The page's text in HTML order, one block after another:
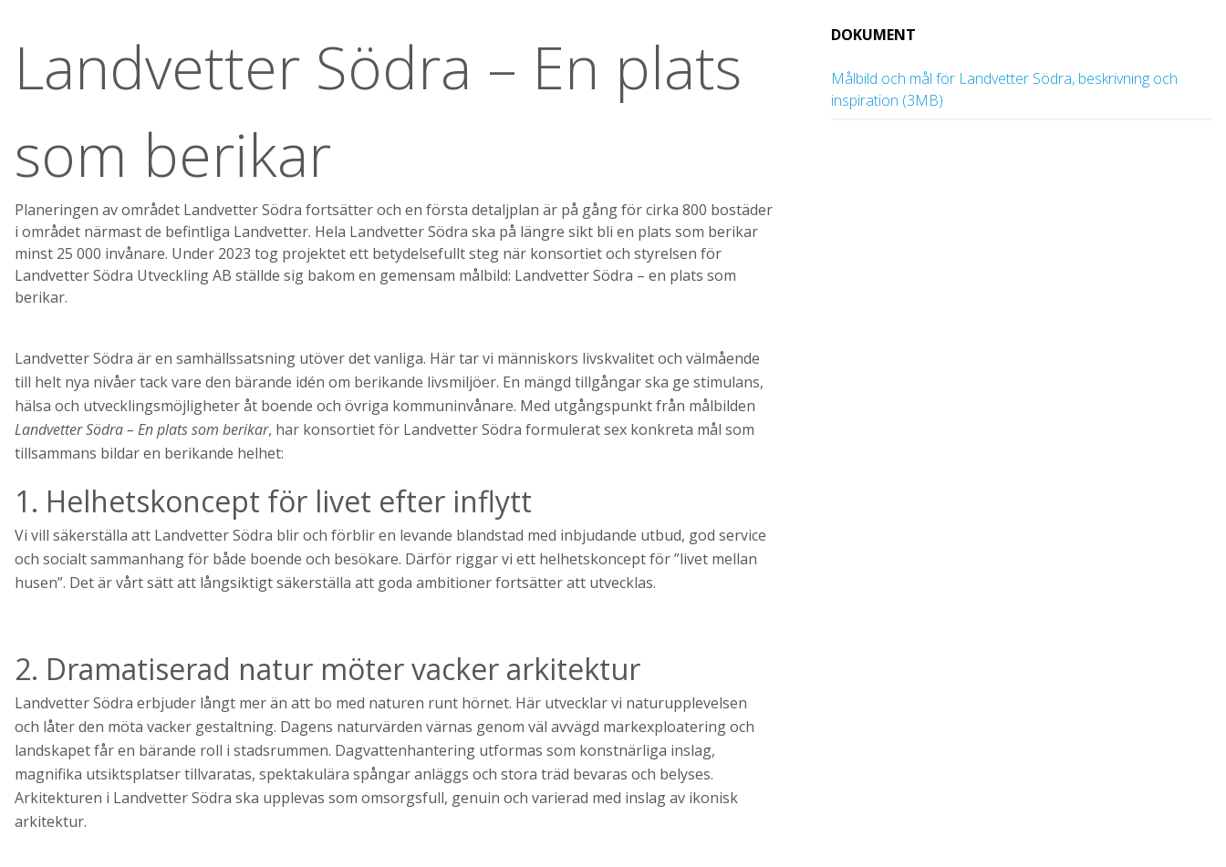
Landvetter Södra – En plats
som berikar
Planeringen av området Landvetter Södra fortsätter och en första detaljplan är på gång för cirka 800 bostäder
i området närmast de befintliga Landvetter. Hela Landvetter Södra ska på längre sikt bli en plats som berikar
minst 25 000 invånare. Under 2023 tog projektet ett betydelsefullt steg när konsortiet och styrelsen för
Landvetter Södra Utveckling AB ställde sig bakom en gemensam målbild: Landvetter Södra – en plats som
berikar.
Landvetter Södra är en samhällssatsning utöver det vanliga. Här tar vi människors livskvalitet och välmående
till helt nya nivåer tack vare den bärande idén om berikande livsmiljöer. En mängd tillgångar ska ge stimulans,
hälsa och utvecklingsmöjligheter åt boende och övriga kommuninvånare. Med utgångspunkt från målbilden
Landvetter Södra – En plats som berikar, har konsortiet för Landvetter Södra formulerat sex konkreta mål som
tillsammans bildar en berikande helhet:
1. Helhetskoncept för livet efter inflytt
Vi vill säkerställa att Landvetter Södra blir och förblir en levande blandstad med inbjudande utbud, god service
och socialt sammanhang för både boende och besökare. Därför riggar vi ett helhetskoncept för ”livet mellan
husen”. Det är vårt sätt att långsiktigt säkerställa att goda ambitioner fortsätter att utvecklas.
2. Dramatiserad natur möter vacker arkitektur
Landvetter Södra erbjuder långt mer än att bo med naturen runt hörnet. Här utvecklar vi naturupplevelsen
och låter den möta vacker gestaltning. Dagens naturvärden värnas genom väl avvägd markexploatering och
landskapet får en bärande roll i stadsrummen. Dagvattenhantering utformas som konstnärliga inslag,
magnifika utsiktsplatser tillvaratas, spektakulära spångar anläggs och stora träd bevaras och belyses.
Arkitekturen i Landvetter Södra ska upplevas som omsorgsfull, genuin och varierad med inslag av ikonisk
arkitektur.
DOKUMENT
Målbild och mål för Landvetter Södra, beskrivning och
inspiration (3MB)